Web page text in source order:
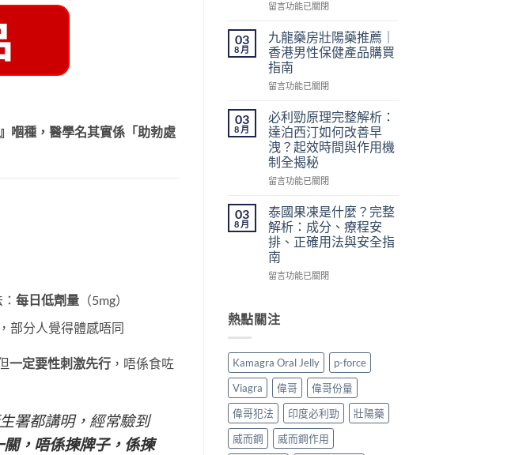
嗰種，醫學名其實係「助勃處
每日低劑量（5mg）
部分人覺得體感唔同
一定要性刺激先行 ，唔係食咗
署都講明，經常驗到
，唔係揀牌子，係揀
港
購
指
南：
價
格、
價
錢、
醫
生
紙
要
與
安
全
購
買
注
項〉
在
用
處
方
簽
的
陽
藥
香
港
怎
麼
中
留言功能已關閉
03
8 月
九龍藥房壯陽藥推薦｜
香港男性保健產品購買
指南
在
龍
藥
房
壯
陽
藥
薦
｜
香
港
男
性
產
品
買
指
南〉
留言功能已關閉
03
8 月
必利勁原理完整解析：
達泊西汀如何改善早
洩？起效時間與作用機
制全揭秘
在
利
勁
原
理
完
整
達
泊
汀
如
何
改
善
早
洩？
起
留言功能已關閉
03
8 月
泰國果凍是什麼？完整
解析：成分、療程安
排、正確用法與安全指
南
在
果
凍
什
麼？
完
整
解
析：
分、
留言功能已關閉
熱點關注
Kamagra Oral Jelly
p-force
Viagra
偉哥
偉哥份量
偉哥犯法
印度必利勁
壯陽藥
威而鋼
威而鋼作用